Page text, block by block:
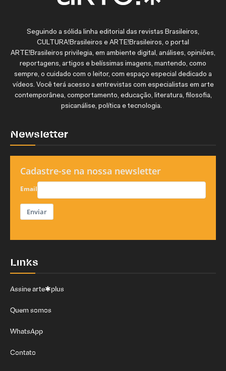
Seguindo a sólida linha editorial das revistas Brasileiros,
CULTURA!Brasileiros e ARTE!Brasileiros, o portal
ARTE!Brasileiros privilegia, em ambiente digital, análises, opiniões,
reportagens, artigos e belíssimas imagens, mantendo, como
sempre, o cuidado com o leitor, com espaço especial dedicado a
vídeos. Você terá acesso a entrevistas com especialistas em arte
contemporânea, comportamento, educação, literatura, filosofia,
psicanálise, política e tecnologia.
Newsletter
Cadastre-se na nossa newsletter
Email
Enviar
Links
Assine arte✱plus
Quem somos
WhatsApp
Contato